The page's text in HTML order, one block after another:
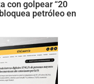
con golpear “20
petróleo en